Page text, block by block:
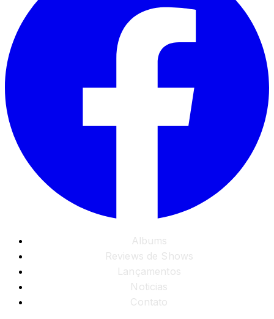
Albums
Reviews de Shows
Lançamentos
Noticias
Contato